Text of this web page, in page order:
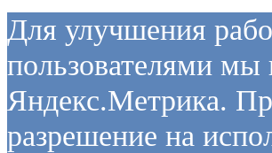
Для улучшения
пользователями мы
Яндекс.Метрика.
разрешение на